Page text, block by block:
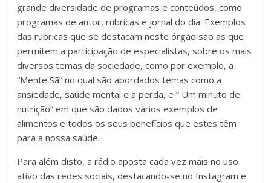
grande diversidade de programas e conteúdos, como
programas de autor, rubricas e jornal do dia. Exemplos
das rubricas que se destacam neste órgão são as que
permitem a participação de especialistas, sobre os mais
diversos temas da sociedade, como por exemplo, a
“Mente Sã” no qual são abordados temas como a
ansiedade, saúde mental e a perda, e “ Um minuto de
nutrição” em que são dados vários exemplos de
alimentos e todos os seus benefícios que estes têm
para a nossa saúde.
Para além disto, a rádio aposta cada vez mais no uso
ativo das redes sociais, destacando-se no Instagram e